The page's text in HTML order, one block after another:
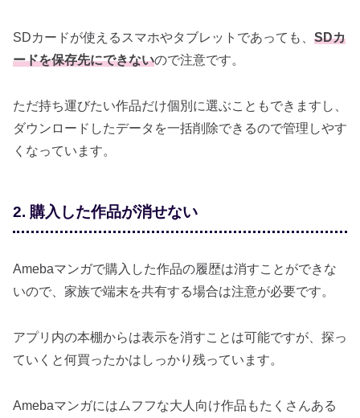
SDカードが使えるスマホやタブレットであっても、 SDカ
ードを保存先にできないので注意です。
ただ持ち運びたい作品だけ個別に選ぶこともできますし、
ダウンロードしたデータを一括削除できるので管理しやす
くなっています。
2. 購入した作品が消せない
Amebaマンガで購入した作品の履歴は消すことができな
いので、家族で端末を共有する場合は注意が必要です。
アプリ内の本棚からは表示を消すことは可能ですが、探っ
ていくと何買ったかはしっかり残っています。
Amebaマンガにはムフフな大人向け作品もたくさんある